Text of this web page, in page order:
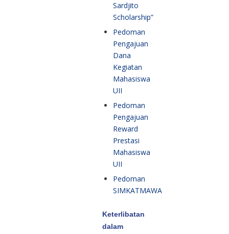
Sardjito
Scholarship”
Pedoman
Pengajuan
Dana
Kegiatan
Mahasiswa
UII
Pedoman
Pengajuan
Reward
Prestasi
Mahasiswa
UII
Pedoman
SIMKATMAWA
Keterlibatan
dalam